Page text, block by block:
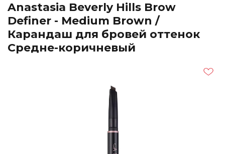
Anastasia Beverly Hills Brow
Definer - Medium Brown /
Карандаш для бровей оттенок
Средне-коричневый